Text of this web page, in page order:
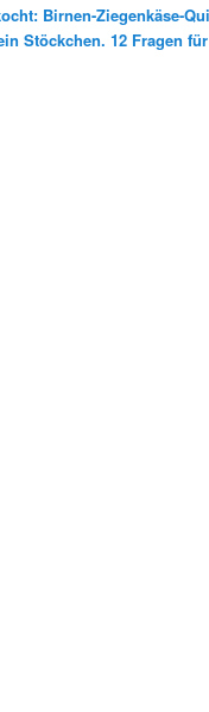
Birnen-Ziegenkäse-
Stöckchen. 12 Fragen